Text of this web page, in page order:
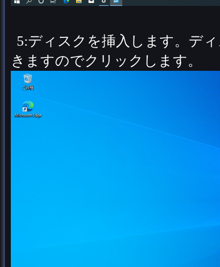
5:ディスクを挿入します。デ
きますのでクリックします。